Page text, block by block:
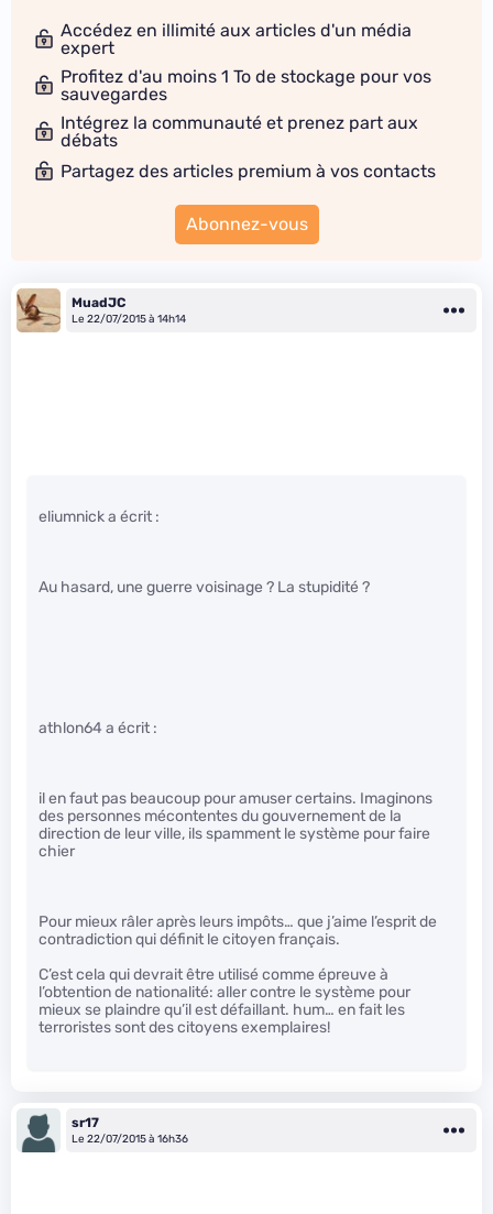
Accédez en illimité aux articles d'un média
expert
Profitez d'au moins 1 To de stockage pour vos
sauvegardes
Intégrez la communauté et prenez part aux
débats
Partagez des articles premium à vos contacts
Abonnez-vous
MuadJC
Le 22/07/2015 à 14h14
eliumnick a écrit :
Au hasard, une guerre voisinage ? La stupidité ?
athlon64 a écrit :
il en faut pas beaucoup pour amuser certains. Imaginons
des personnes mécontentes du gouvernement de la
direction de leur ville, ils spamment le système pour faire
chier
Pour mieux râler après leurs impôts… que j’aime l’esprit de
contradiction qui définit le citoyen français.
C’est cela qui devrait être utilisé comme épreuve à
l’obtention de nationalité: aller contre le système pour
mieux se plaindre qu’il est défaillant. hum… en fait les
terroristes sont des citoyens exemplaires!
sr17
Le 22/07/2015 à 16h36